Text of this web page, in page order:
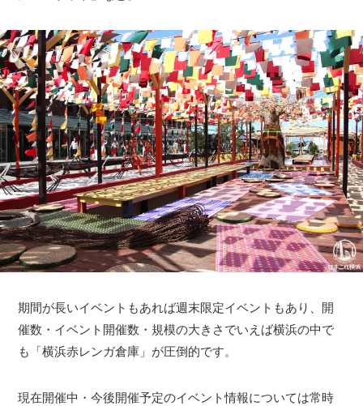
期間が長いイベントもあれば週末限定イベントもあり、開
催数・イベント開催数・規模の大きさでいえば横浜の中で
も「横浜赤レンガ倉庫」が圧倒的です。
現在開催中・今後開催予定のイベント情報については常時